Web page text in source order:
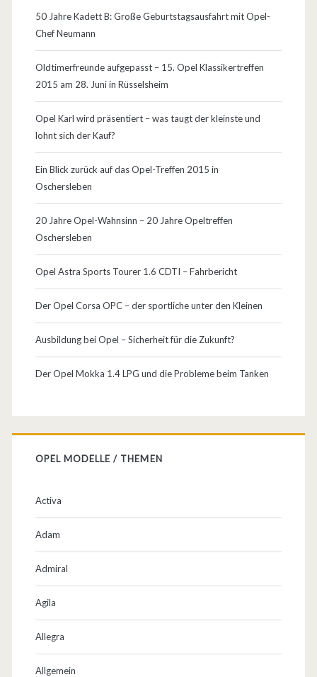
50 Jahre Kadett B: Große Geburtstagsausfahrt mit Opel-
Chef Neumann
Oldtimerfreunde aufgepasst – 15. Opel Klassikertreffen
2015 am 28. Juni in Rüsselsheim
Opel Karl wird präsentiert – was taugt der kleinste und
lohnt sich der Kauf?
Ein Blick zurück auf das Opel-Treffen 2015 in
Oschersleben
20 Jahre Opel-Wahnsinn – 20 Jahre Opeltreffen
Oschersleben
Opel Astra Sports Tourer 1.6 CDTI – Fahrbericht
Der Opel Corsa OPC – der sportliche unter den Kleinen
Ausbildung bei Opel – Sicherheit für die Zukunft?
Der Opel Mokka 1.4 LPG und die Probleme beim Tanken
OPEL MODELLE / THEMEN
Activa
Adam
Admiral
Agila
Allegra
Allgemein